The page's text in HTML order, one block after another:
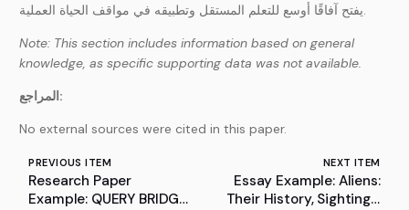
يفتح آفاقًا أوسع للتعلم المستقل وتطبيقه في مواقف الحياة العملية.
Note: This section includes information based on general
knowledge, as specific supporting data was not available.
المراجع:
No external sources were cited in this paper.
PREVIOUS ITEM
Research Paper
Example: QUERY BRIDGE:
NEXT ITEM
Essay Example: Aliens:
Their History, Sightings,